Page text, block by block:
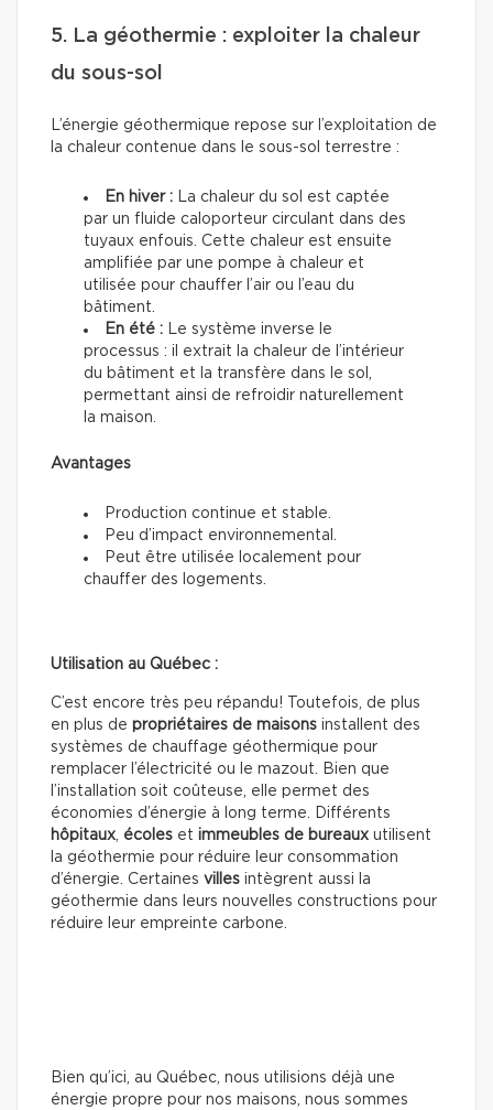
5. La géothermie : exploiter la chaleur
du sous-sol
L’énergie géothermique repose sur l’exploitation de
la chaleur contenue dans le sous-sol terrestre :
En hiver : La chaleur du sol est captée
par un fluide caloporteur circulant dans des
tuyaux enfouis. Cette chaleur est ensuite
amplifiée par une pompe à chaleur et
utilisée pour chauffer l’air ou l’eau du
bâtiment.
En été : Le système inverse le
processus : il extrait la chaleur de l’intérieur
du bâtiment et la transfère dans le sol,
permettant ainsi de refroidir naturellement
la maison.
Avantages
Production continue et stable.
Peu d’impact environnemental.
Peut être utilisée localement pour
chauffer des logements.
Utilisation au Québec :
C’est encore très peu répandu! Toutefois, de plus
en plus de propriétaires de maisons installent des
systèmes de chauffage géothermique pour
remplacer l’électricité ou le mazout. Bien que
l’installation soit coûteuse, elle permet des
économies d’énergie à long terme. Différents
hôpitaux, écoles et immeubles de bureaux utilisent
la géothermie pour réduire leur consommation
d’énergie. Certaines villes intègrent aussi la
géothermie dans leurs nouvelles constructions pour
réduire leur empreinte carbone.
Bien qu’ici, au Québec, nous utilisions déjà une
énergie propre pour nos maisons, nous sommes